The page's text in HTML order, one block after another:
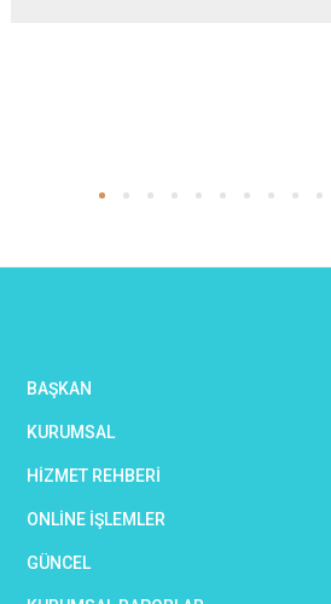
BAŞKAN
KURUMSAL
HİZMET REHBERİ
ONLİNE İŞLEMLER
GÜNCEL